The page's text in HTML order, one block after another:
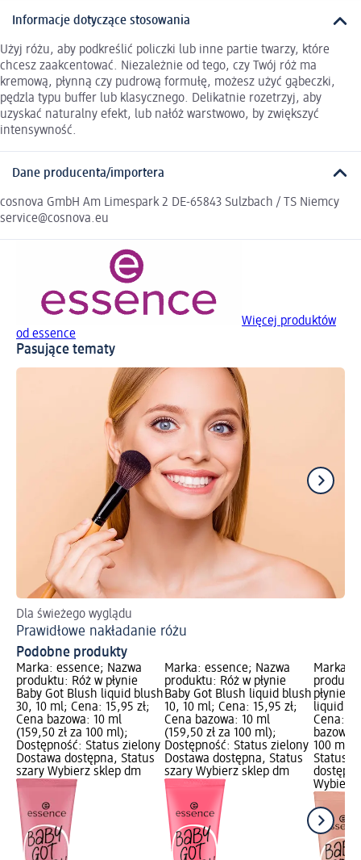
Informacje dotyczące stosowania
Użyj różu, aby podkreślić policzki lub inne partie twarzy, które
chcesz zaakcentować. Niezależnie od tego, czy Twój róż ma
kremową, płynną czy pudrową formułę, możesz użyć gąbeczki,
pędzla typu buffer lub klasycznego. Delikatnie rozetrzyj, aby
uzyskać naturalny efekt, lub nałóż warstwowo, by zwiększyć
intensywność.
Dane producenta/importera
cosnova GmbH Am Limespark 2 DE-65843 Sulzbach / TS Niemcy
service@cosnova.eu
Więcej produktów
od essence
Pasujące tematy
Dla świeżego wyglądu
Prawidłowe nakładanie różu
Podobne produkty
Marka: essence; Nazwa
produktu: Róż w płynie
Baby Got Blush liquid blush
30, 10 ml; Cena: 15,95 zł;
Cena bazowa: 10 ml
(159,50 zł za 100 ml);
Dostępność: Status zielony
Dostawa dostępna, Status
szary Wybierz sklep dm
Marka: essence; Nazwa
produktu: Róż w płynie
Baby Got Blush liquid blush
10, 10 ml; Cena: 15,95 zł;
Cena bazowa: 10 ml
(159,50 zł za 100 ml);
Dostępność: Status zielony
Dostawa dostępna, Status
szary Wybierz sklep dm
Marka:
płynie
liquid
Cena:
bazowa:
100 ml);
Status
Wybierz